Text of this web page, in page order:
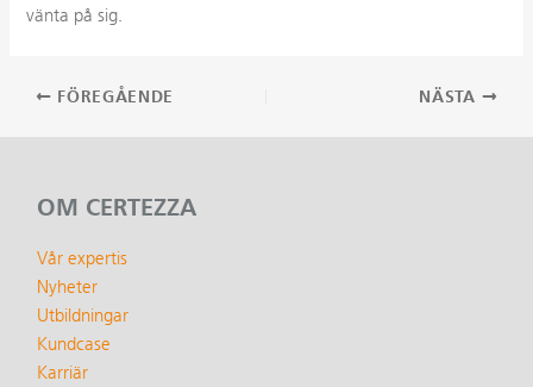
vänta på sig.
Inläggsnavigering
FÖREGÅENDE NÄSTA
OM CERTEZZA
Vår expertis
Nyheter
Utbildningar
Kundcase
Karriär